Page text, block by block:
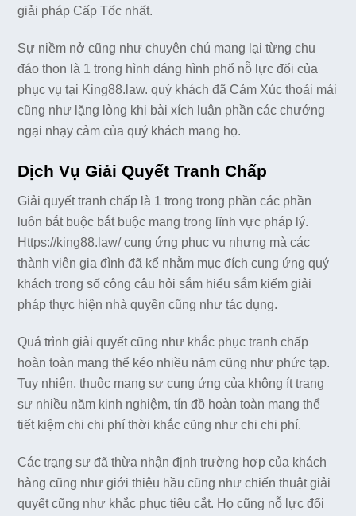
giải pháp Cấp Tốc nhất.
Sự niềm nở cũng như chuyên chú mang lại từng chu
đáo thon là 1 trong hình dáng hình phổ nỗ lực đổi của
phục vụ tại King88.law. quý khách đã Cảm Xúc thoải mái
cũng như lặng lòng khi bài xích luận phần các chướng
ngại nhạy cảm của quý khách mang họ.
Dịch Vụ Giải Quyết Tranh Chấp
Giải quyết tranh chấp là 1 trong trong phần các phần
luôn bắt buộc bắt buộc mang trong lĩnh vực pháp lý.
Https://king88.law/ cung ứng phục vụ nhưng mà các
thành viên gia đình đã kể nhằm mục đích cung ứng quý
khách trong số công câu hỏi sắm hiểu sắm kiếm giải
pháp thực hiện nhà quyền cũng như tác dụng.
Quá trình giải quyết cũng như khắc phục tranh chấp
hoàn toàn mang thể kéo nhiều năm cũng như phức tạp.
Tuy nhiên, thuộc mang sự cung ứng của không ít trạng
sư nhiều năm kinh nghiệm, tín đồ hoàn toàn mang thể
tiết kiệm chi chi phí thời khắc cũng như chi chi phí.
Các trạng sư đã thừa nhận định trường hợp của khách
hàng cũng như giới thiệu hầu cũng như chiến thuật giải
quyết cũng như khắc phục tiêu cắt. Họ cũng nỗ lực đổi